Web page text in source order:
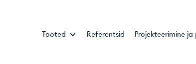
Tooted Referentsid Projekteerimine